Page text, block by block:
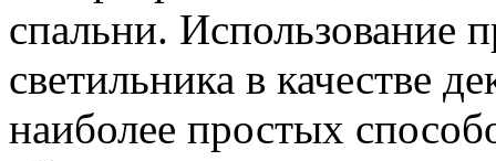
спальни. Использование
светильника в качестве
наиболее простых